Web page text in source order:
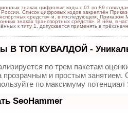
знаках цифровые коды с 01 по 89
России. Список цифровых кодов закреплён
средств» и, в последующем,
знаках транспортных средств». В нём, в
к типу 1, допускается применять в
В ТОП КУВАЛДОЙ -
по трем пакетам
прозрачным и простым
по максимуму
SeoHammer